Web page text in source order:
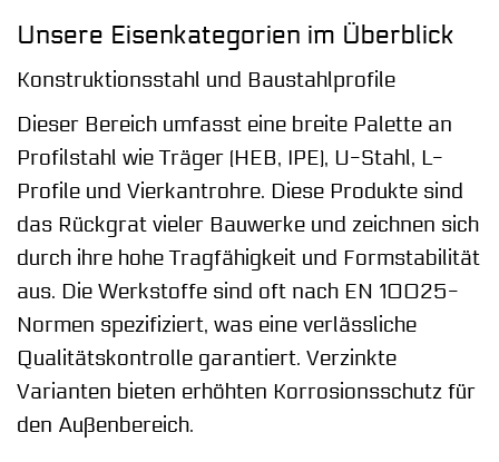
Unsere Eisenkategorien im Überblick
Konstruktionsstahl und Baustahlprofile
Dieser Bereich umfasst eine breite Palette an
Profilstahl wie Träger (HEB, IPE), U-Stahl, L-
Profile und Vierkantrohre. Diese Produkte sind
das Rückgrat vieler Bauwerke und zeichnen sich
durch ihre hohe Tragfähigkeit und Formstabilität
aus. Die Werkstoffe sind oft nach EN 10025-
Normen spezifiziert, was eine verlässliche
Qualitätskontrolle garantiert. Verzinkte
Varianten bieten erhöhten Korrosionsschutz für
den Außenbereich.